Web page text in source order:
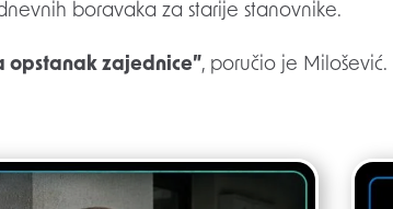
boravaka za starije stanovnike.
opstanak zajednice”, poručio je Milošević.